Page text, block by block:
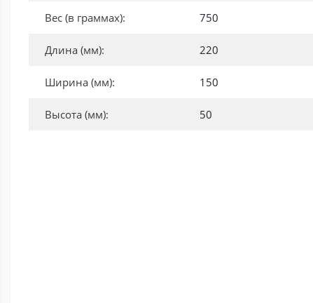
Вес (в граммах): 750
Длина (мм): 220
Ширина (мм): 150
Высота (мм): 50